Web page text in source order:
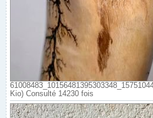
Kio) Consulté 14230 fois